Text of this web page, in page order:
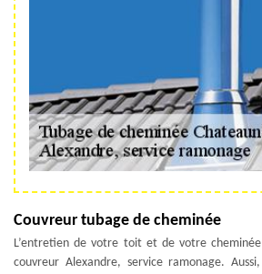
Couvreur tubage de cheminée
L’entretien de votre toit et de votre
couvreur Alexandre, service ramonage.